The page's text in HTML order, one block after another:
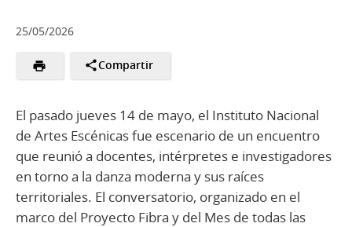
25/05/2026
Compartir
El pasado jueves 14 de mayo, el Instituto Nacional
de Artes Escénicas fue escenario de un encuentro
que reunió a docentes, intérpretes e investigadores
en torno a la danza moderna y sus raíces
territoriales. El conversatorio, organizado en el
marco del Proyecto Fibra y del Mes de todas las